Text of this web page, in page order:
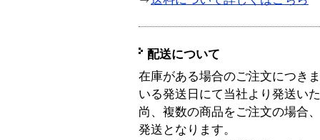
配送について
在庫がある場合のご注文につき
いる発送日にて当社より発送い
尚、複数の商品をご注文の場合
発送となります。